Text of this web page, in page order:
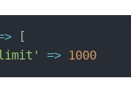
[
=> 1000